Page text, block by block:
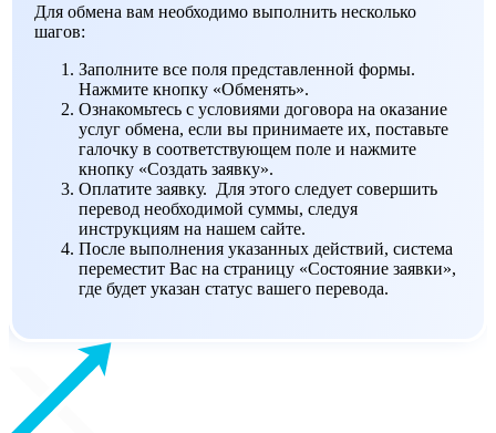
Для обмена вам необходимо выполнить несколько
шагов:
Заполните все поля представленной формы.
Нажмите кнопку «Обменять».
Ознакомьтесь с условиями договора на оказание
услуг обмена, если вы принимаете их, поставьте
галочку в соответствующем поле и нажмите
кнопку «Создать заявку».
Оплатите заявку. Для этого следует совершить
перевод необходимой суммы, следуя
инструкциям на нашем сайте.
После выполнения указанных действий, система
переместит Вас на страницу «Состояние заявки»,
где будет указан статус вашего перевода.